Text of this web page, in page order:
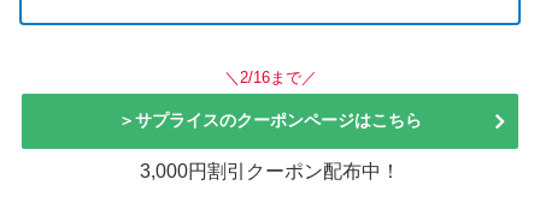
＼2/16まで／
＞サプライスのクーポンページはこちら
3,000円割引クーポン配布中！